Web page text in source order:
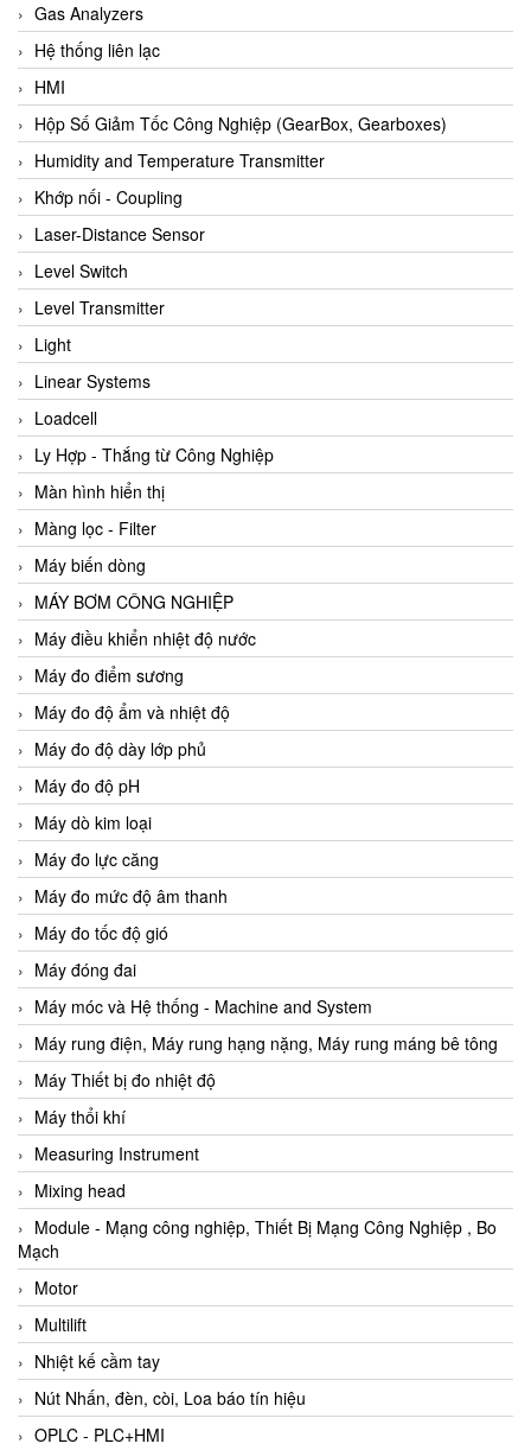
Gas Analyzers
Hệ thống liên lạc
HMI
Hộp Số Giảm Tốc Công Nghiệp (GearBox, Gearboxes)
Humidity and Temperature Transmitter
Khớp nối - Coupling
Laser-Distance Sensor
Level Switch
Level Transmitter
Light
Linear Systems
Loadcell
Ly Hợp - Thắng từ Công Nghiệp
Màn hình hiển thị
Màng lọc - Filter
Máy biến dòng
MÁY BƠM CÔNG NGHIỆP
Máy điều khiển nhiệt độ nước
Máy đo điểm sương
Máy đo độ ẩm và nhiệt độ
Máy đo độ dày lớp phủ
Máy đo độ pH
Máy dò kim loại
Máy đo lực căng
Máy đo mức độ âm thanh
Máy đo tốc độ gió
Máy đóng đai
Máy móc và Hệ thống - Machine and System
Máy rung điện, Máy rung hạng nặng, Máy rung máng bê tông
Máy Thiết bị đo nhiệt độ
Máy thổi khí
Measuring Instrument
Mixing head
Module - Mạng công nghiệp, Thiết Bị Mạng Công Nghiệp , Bo
Mạch
Motor
Multilift
Nhiệt kế cầm tay
Nút Nhấn, đèn, còi, Loa báo tín hiệu
OPLC - PLC+HMI